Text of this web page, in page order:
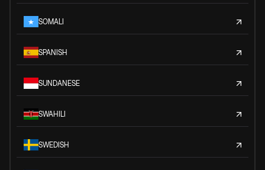
SOMALI
SPANISH
SUNDANESE
SWAHILI
SWEDISH